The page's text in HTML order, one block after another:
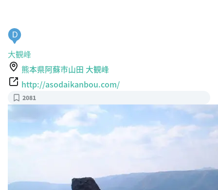
D
大観峰
熊本県阿蘇市山田 大観峰
http://asodaikanbou.com/
2081